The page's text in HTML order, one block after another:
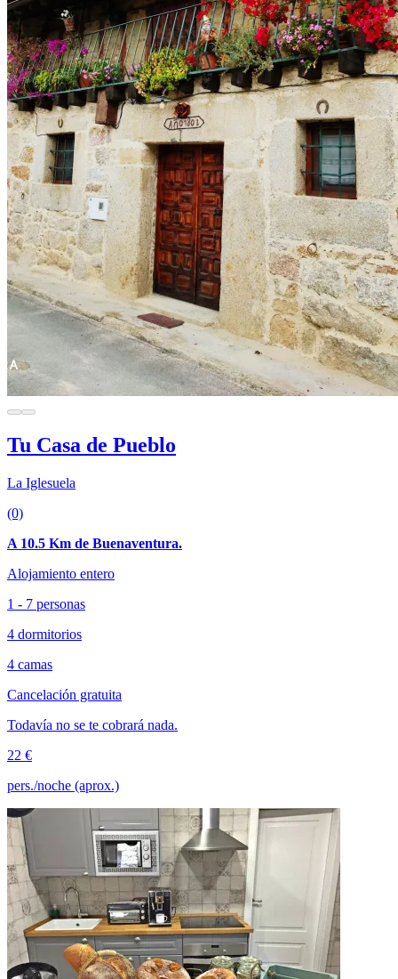
Tu Casa de Pueblo
La Iglesuela
(0)
A 10.5 Km de Buenaventura.
Alojamiento entero
1 - 7 personas
4 dormitorios
4 camas
Cancelación gratuita
Todavía no se te cobrará nada.
22 €
pers./noche (aprox.)